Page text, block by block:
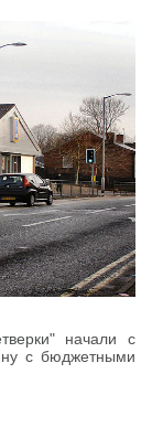
начали с
с бюджетными